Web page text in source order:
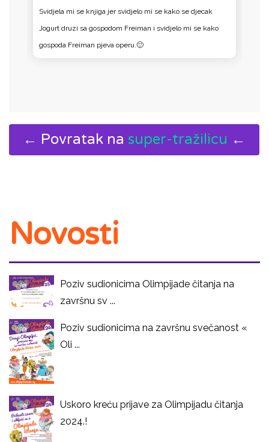
Svidjela mi se knjiga jer svidjelo mi se kako se djecak
Jogurt druzi sa gospodom Freiman i svidjelo mi se kako
gospoda Freiman pjeva operu.🙂
← Povratak na super-tražilicu ←
Novosti
Poziv sudionicima Olimpijade čitanja na
završnu sv ...
Poziv sudionicima na završnu svečanost «
Oli ...
Uskoro kreću prijave za Olimpijadu čitanja
2024.!